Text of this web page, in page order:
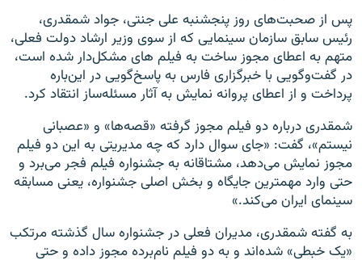
پس از صحبت‌های روز پنجشنبه علی جنتی،‌ جواد شمقدری،
رئیس سابق سازمان سینمایی که از سوی وزیر ارشاد دولت فعلی،
متهم به اعطای مجوز ساخت به فیلم های مشکل‌دار شده است،‌
در گفت‌وگویی با خبرگزاری فارس به پاسخ‌گویی در این‌باره
پرداخت و از اعطای پروانه نمایش به آثار مسئله‌ساز انتقاد کرد.
شمقدری درباره دو فیلم مجوز گرفته «قصه‌ها» و «عصبانی
نیستم»، گفت:‌ «جای سوال دارد که چه مدیریتی به این دو فیلم
مجوز نمایش می‌دهد، مشتاقانه به جشنواره فیلم فجر می‌برد و
حتی وارد مهمترین جایگاه و بخش اصلی جشنواره، یعنی مسابقه
سینمای ایران می‌کند.»
به گفته شمقدری،‌ مدیران فعلی در جشنواره سال گذشته مرتکب
«یک خبطی» شده‌اند و به دو فیلم نام‌برده مجوز داده و حتی